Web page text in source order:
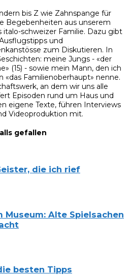
bis Z wie Zahnspange für
Begebenheiten aus unserem
schweizer Familie. Dazu gibt
und
zum Diskutieren. In
meine Jungs - «der
(15) - sowie mein Mann, den ich
Familienoberhaupt» nenne.
an dem wir uns alle
Episoden rund um Haus und
eigene Texte, führen Interviews
Videoproduktion mit.
gefallen
die ich rief
Museum: Alte Spielsachen
besten Tipps